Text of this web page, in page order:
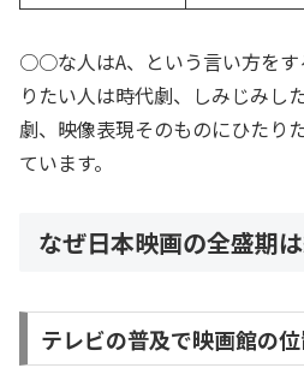
○○な人はA、という言い方をす
りたい人は時代劇、しみじみし
劇、映像表現そのものにひたり
ています。
なぜ日本映画の全盛期
テレビの普及で映画館の